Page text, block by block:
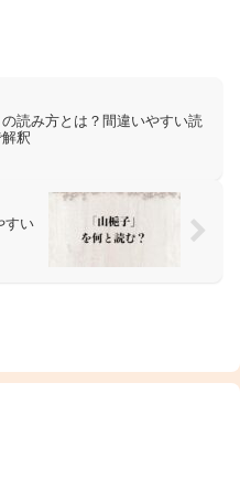
の読み方とは？間違いやすい読
釈
すい